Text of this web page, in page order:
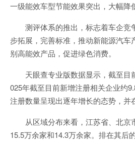
一级能效车型节能效果突出，大幅降
测评体系的推出，标志着车企竞
步拓展，完善标准，推动新能源汽
别高能效产品，促进绿色消费。
天眼查专业版数据显示，截至
025年截至目前新增注册相关企业约
注册数量呈现出逐年增长的态势，并
从区域分布来看，江苏省、北
15.5万余家和14.3万余家。排在其后